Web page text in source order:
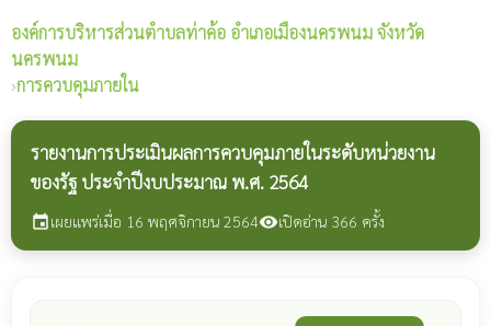
องค์การบริหารส่วนตำบลท่าค้อ อำเภอเมืองนครพนม จังหวัด
นครพนม
›การควบคุมภายใน
รายงานการประเมินผลการควบคุมภายในระดับหน่วยงาน
ของรัฐ ประจำปีงบประมาณ พ.ศ. 2564
eventเผยแพร่เมื่อ 16 พฤศจิกายน 2564visibilityเปิดอ่าน 366 ครั้ง